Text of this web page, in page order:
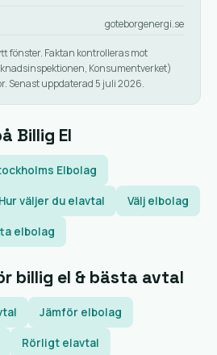
goteborgenergi.se
fönster. Faktan kontrolleras mot
Konsumentverket)
Senast uppdaterad 5 juli 2026.
Billig El
Elbolag
Hur väljer du elavtal Välj elbolag
elbolag
billig el & bästa avtal
Jämför elbolag
Rörligt elavtal